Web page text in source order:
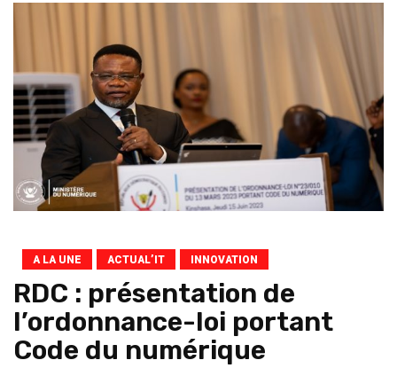
A LA UNE ACTUAL’IT INNOVATION
RDC : présentation de
l’ordonnance-loi portant
Code du numérique